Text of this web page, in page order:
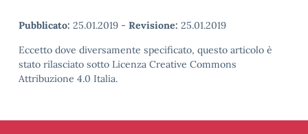
Pubblicato: 25.01.2019 - Revisione: 25.01.2019
Eccetto dove diversamente specificato, questo articolo è
stato rilasciato sotto Licenza Creative Commons
Attribuzione 4.0 Italia.